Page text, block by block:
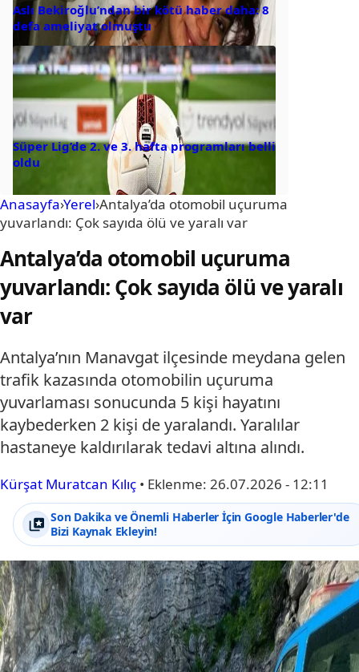
Aslı Bekiroğlu’ndan bir kötü haber daha: 8
defa ameliyat olmuştu
Süper Lig’de 2. ve 3. hafta programları belli
oldu
Anasayfa›Yerel›Antalya’da otomobil uçuruma
yuvarlandı: Çok sayıda ölü ve yaralı var
Antalya’da otomobil uçuruma
yuvarlandı: Çok sayıda ölü ve yaralı
var
Antalya’nın Manavgat ilçesinde meydana gelen
trafik kazasında otomobilin uçuruma
yuvarlaması sonucunda 5 kişi hayatını
kaybederken 2 kişi de yaralandı. Yaralılar
hastaneye kaldırılarak tedavi altına alındı.
Kürşat Muratcan Kılıç • Eklenme: 26.07.2026 - 12:11
Son Dakika ve Önemli Haberler İçin Google Haberler'de
Bizi Kaynak Ekleyin!